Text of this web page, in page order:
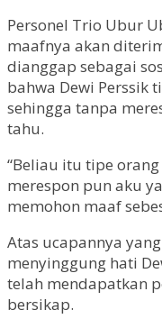
Personel Trio Ubur
maafnya akan
dianggap sebagai
bahwa Dewi Perssik
sehingga tanpa
tahu.
“Beliau itu tipe
merespon pun aku
memohon maaf
Atas ucapannya
menyinggung hati
telah mendapatkan
bersikap.